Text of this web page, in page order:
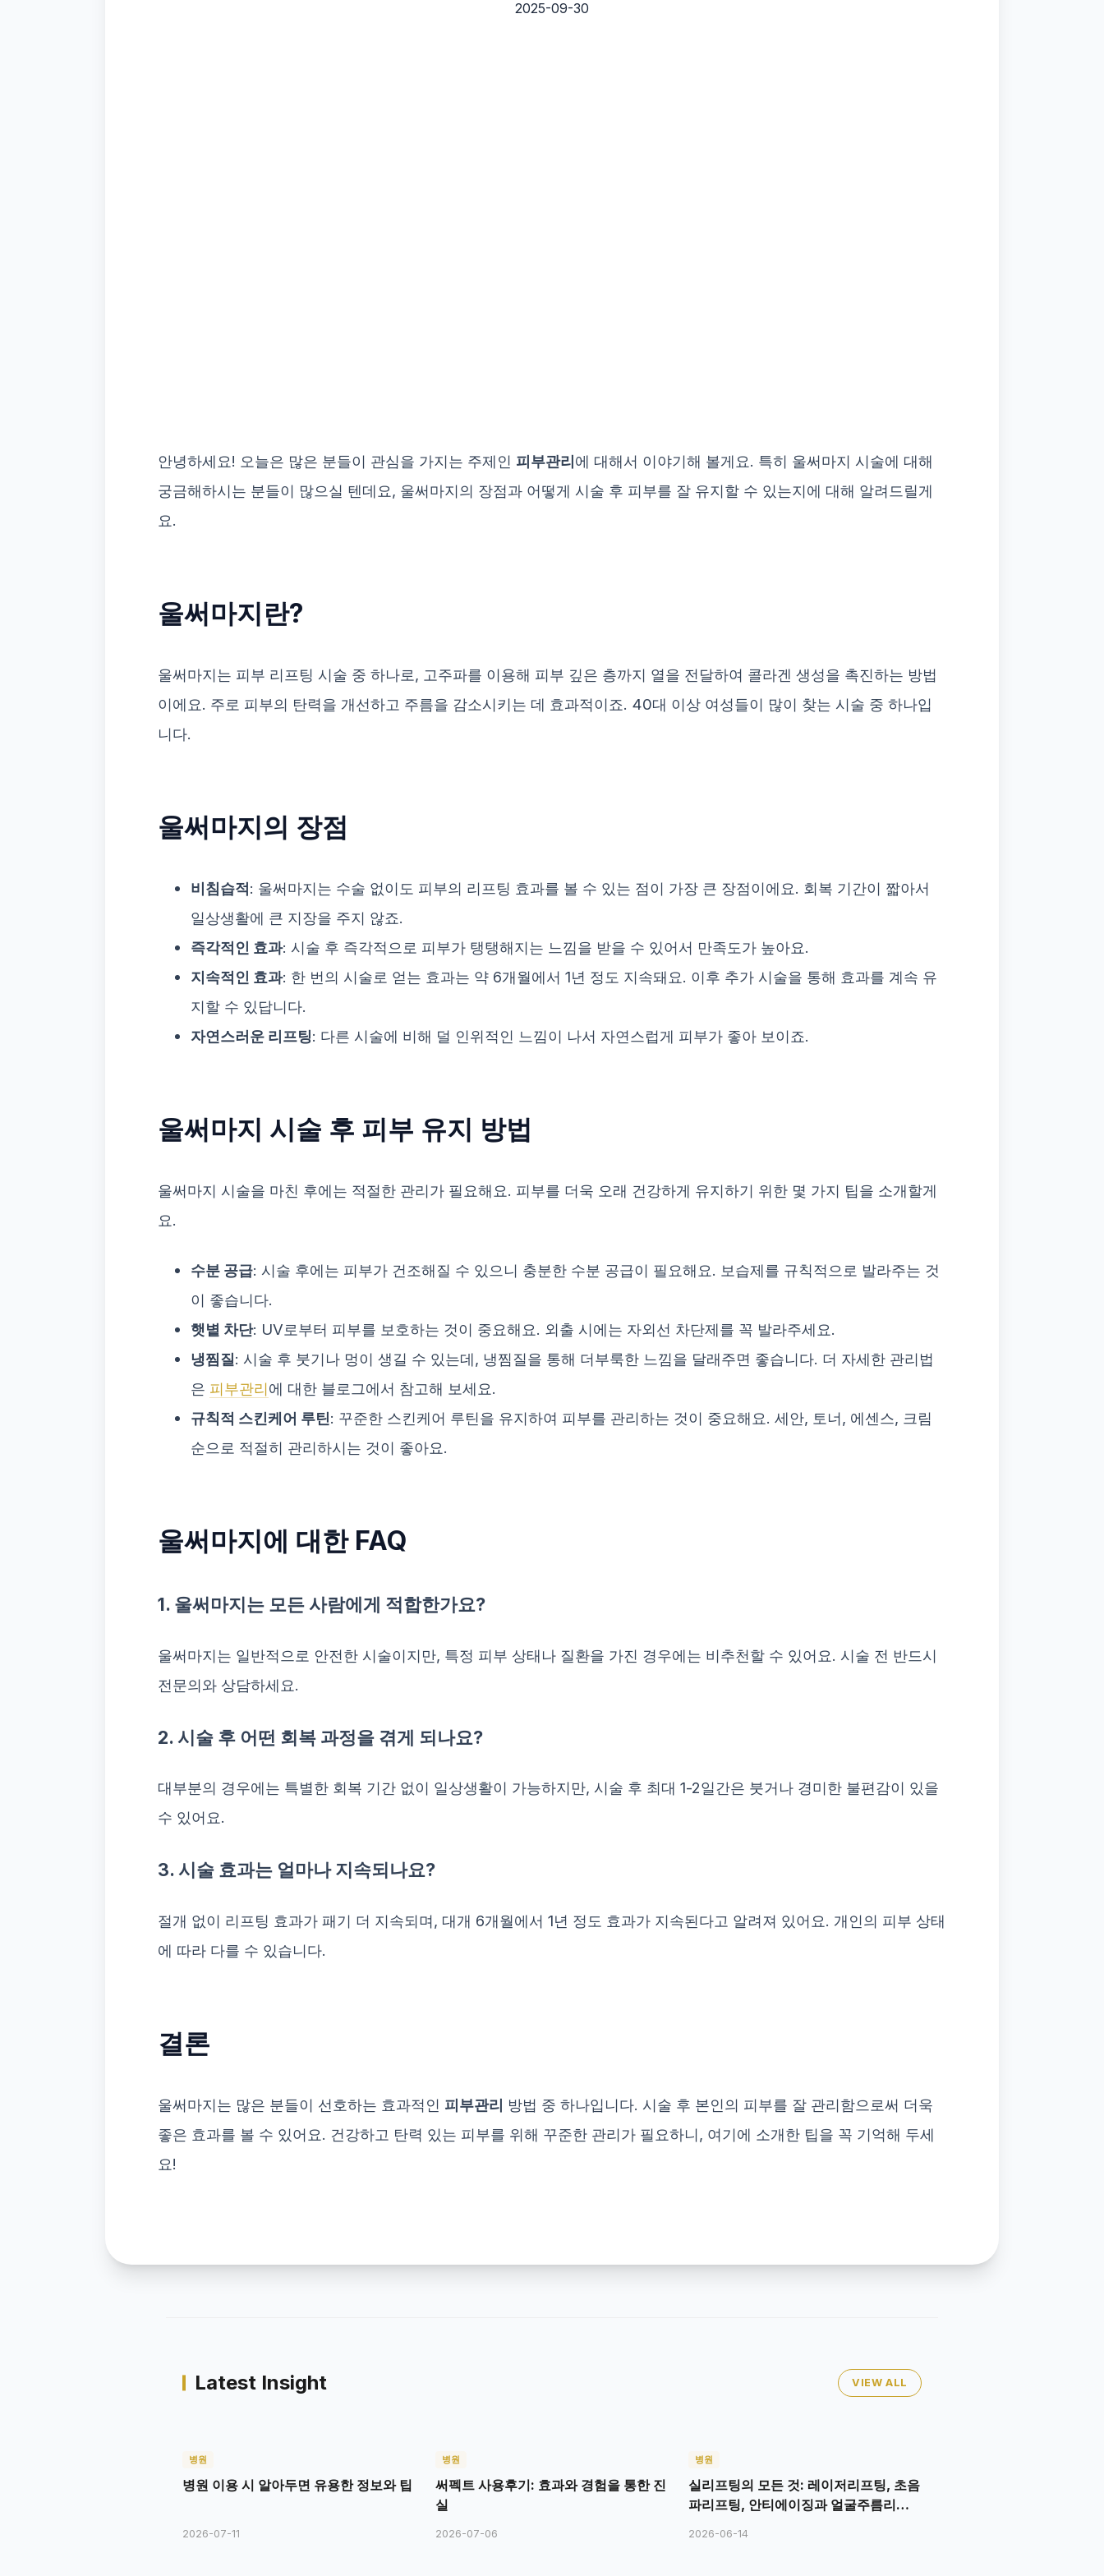
2025-09-30
안녕하세요! 오늘은 많은 분들이 관심을 가지는 주제인 피부관리에 대해서 이야기해 볼게요. 특히 울써마지 시술에 대해
궁금해하시는 분들이 많으실 텐데요, 울써마지의 장점과 어떻게 시술 후 피부를 잘 유지할 수 있는지에 대해 알려드릴게
요.
울써마지란?
울써마지는 피부 리프팅 시술 중 하나로, 고주파를 이용해 피부 깊은 층까지 열을 전달하여 콜라겐 생성을 촉진하는 방법
이에요. 주로 피부의 탄력을 개선하고 주름을 감소시키는 데 효과적이죠. 40대 이상 여성들이 많이 찾는 시술 중 하나입
니다.
울써마지의 장점
비침습적: 울써마지는 수술 없이도 피부의 리프팅 효과를 볼 수 있는 점이 가장 큰 장점이에요. 회복 기간이 짧아서
일상생활에 큰 지장을 주지 않죠.
즉각적인 효과: 시술 후 즉각적으로 피부가 탱탱해지는 느낌을 받을 수 있어서 만족도가 높아요.
지속적인 효과: 한 번의 시술로 얻는 효과는 약 6개월에서 1년 정도 지속돼요. 이후 추가 시술을 통해 효과를 계속 유
지할 수 있답니다.
자연스러운 리프팅: 다른 시술에 비해 덜 인위적인 느낌이 나서 자연스럽게 피부가 좋아 보이죠.
울써마지 시술 후 피부 유지 방법
울써마지 시술을 마친 후에는 적절한 관리가 필요해요. 피부를 더욱 오래 건강하게 유지하기 위한 몇 가지 팁을 소개할게
요.
수분 공급: 시술 후에는 피부가 건조해질 수 있으니 충분한 수분 공급이 필요해요. 보습제를 규칙적으로 발라주는 것
이 좋습니다.
햇볕 차단: UV로부터 피부를 보호하는 것이 중요해요. 외출 시에는 자외선 차단제를 꼭 발라주세요.
냉찜질: 시술 후 붓기나 멍이 생길 수 있는데, 냉찜질을 통해 더부룩한 느낌을 달래주면 좋습니다. 더 자세한 관리법
은 피부관리에 대한 블로그에서 참고해 보세요.
규칙적 스킨케어 루틴: 꾸준한 스킨케어 루틴을 유지하여 피부를 관리하는 것이 중요해요. 세안, 토너, 에센스, 크림
순으로 적절히 관리하시는 것이 좋아요.
울써마지에 대한 FAQ
1. 울써마지는 모든 사람에게 적합한가요?
울써마지는 일반적으로 안전한 시술이지만, 특정 피부 상태나 질환을 가진 경우에는 비추천할 수 있어요. 시술 전 반드시
전문의와 상담하세요.
2. 시술 후 어떤 회복 과정을 겪게 되나요?
대부분의 경우에는 특별한 회복 기간 없이 일상생활이 가능하지만, 시술 후 최대 1-2일간은 붓거나 경미한 불편감이 있을
수 있어요.
3. 시술 효과는 얼마나 지속되나요?
절개 없이 리프팅 효과가 패기 더 지속되며, 대개 6개월에서 1년 정도 효과가 지속된다고 알려져 있어요. 개인의 피부 상태
에 따라 다를 수 있습니다.
결론
울써마지는 많은 분들이 선호하는 효과적인 피부관리 방법 중 하나입니다. 시술 후 본인의 피부를 잘 관리함으로써 더욱
좋은 효과를 볼 수 있어요. 건강하고 탄력 있는 피부를 위해 꾸준한 관리가 필요하니, 여기에 소개한 팁을 꼭 기억해 두세
요!
Latest Insight VIEW ALL
병원
병원 이용 시 알아두면 유용한 정보와 팁
2026-07-11
병원
써펙트 사용후기: 효과와 경험을 통한 진
실
2026-07-06
병원
실리프팅의 모든 것: 레이저리프팅, 초음
파리프팅, 안티에이징과 얼굴주름리프
2026-06-14